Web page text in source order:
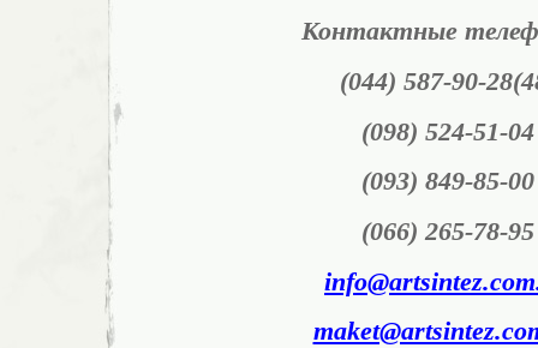
Контактные
(044) 587-90-
(098) 524-51-04
(093) 849-85-00
(066) 265-78-95